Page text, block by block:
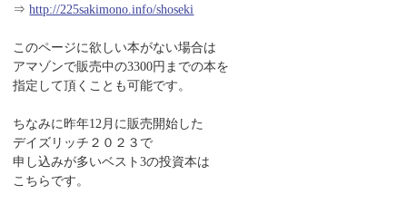
⇒http://225sakimono.info/shoseki
このページに欲しい本がない場合は
アマゾンで販売中の3300円までの本を
指定して頂くことも可能です。
ちなみに昨年12月に販売開始した
デイズリッチ２０２３で
申し込みが多いベスト3の投資本は
こちらです。